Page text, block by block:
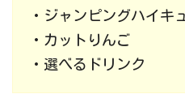
・ジャンピングハイキ
・カットりんご
・選べるドリンク